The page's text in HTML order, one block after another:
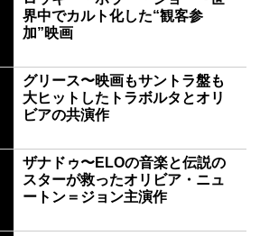
界中でカルト化した“観客参
加”映画
グリース〜映画もサントラ盤も
大ヒットしたトラボルタとオリ
ビアの共演作
ザナドゥ〜ELOの音楽と伝説の
スターが救ったオリビア・ニュ
ートン＝ジョン主演作